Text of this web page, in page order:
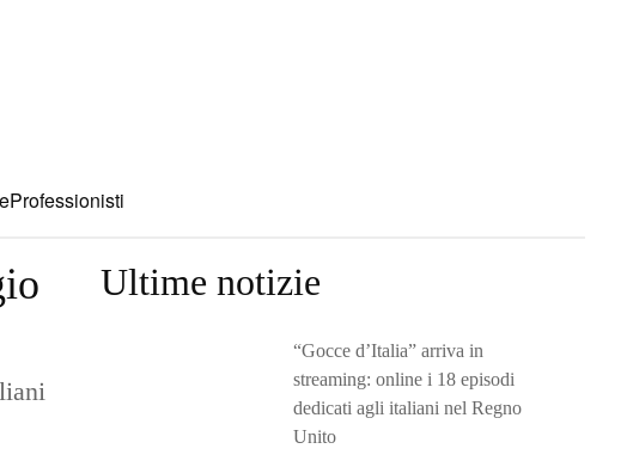
Professionisti
Ultime notizie
“Gocce d’Italia” arriva in
streaming: online i 18 episodi
dedicati agli italiani nel Regno
Unito